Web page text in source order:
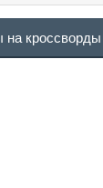
на кроссворды